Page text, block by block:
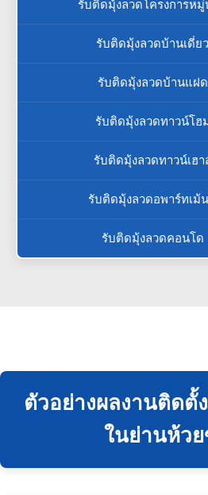
รับติดมุ้งลวดโครงการห
รับติดมุ้งลวดบ้านเดี่ยว
รับติดมุ้งลวดบ้านแฝด
รับติดมุ้งลวดทาวน์โฮ
รับติดมุ้งลวดทาวน์เฮา
รับติดมุ้งลวดอพาร์ทเม้
รับติดมุ้งลวดคอนโด
ตัวอย่างผลงานติดตั้
ในย่านห้วย